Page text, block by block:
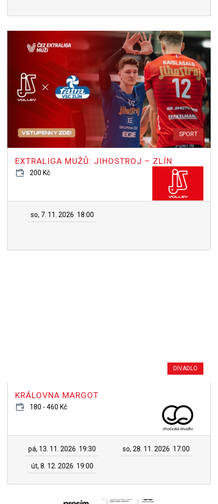
SPORT
EXTRALIGA MUŽŮ: JIHOSTROJ – ZLÍN
200 Kč
so, 7. 11. 2026 18:00
DIVADLO
KRÁLOVNA MARGOT
180 - 460 Kč
pá, 13. 11. 2026 19:30 so, 28. 11. 2026 17:00
út, 8. 12. 2026 19:00